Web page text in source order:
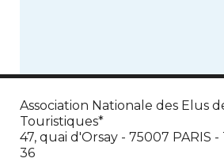
Association Nationale des Elus
Touristiques*
47, quai d'Orsay - 75007 PARIS -
36